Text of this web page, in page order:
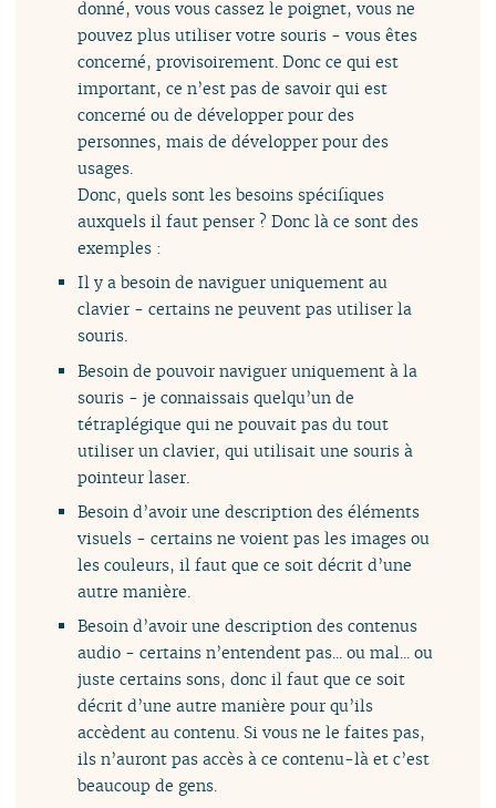
donné, vous vous cassez le poignet, vous ne
pouvez plus utiliser votre souris - vous êtes
concerné, provisoirement. Donc ce qui est
important, ce n’est pas de savoir qui est
concerné ou de développer pour des
personnes, mais de développer pour des
usages.
Donc, quels sont les besoins spécifiques
auxquels il faut penser ? Donc là ce sont des
exemples :
Il y a besoin de naviguer uniquement au
clavier - certains ne peuvent pas utiliser la
souris.
Besoin de pouvoir naviguer uniquement à la
souris - je connaissais quelqu’un de
tétraplégique qui ne pouvait pas du tout
utiliser un clavier, qui utilisait une souris à
pointeur laser.
Besoin d’avoir une description des éléments
visuels - certains ne voient pas les images ou
les couleurs, il faut que ce soit décrit d’une
autre manière.
Besoin d’avoir une description des contenus
audio - certains n’entendent pas... ou mal... ou
juste certains sons, donc il faut que ce soit
décrit d’une autre manière pour qu’ils
accèdent au contenu. Si vous ne le faites pas,
ils n’auront pas accès à ce contenu-là et c’est
beaucoup de gens.